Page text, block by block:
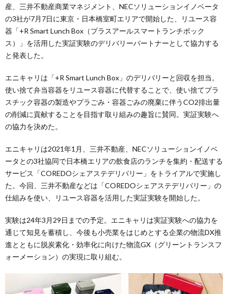
産、三井不動産商業マネジメント、NECソリューションイノベータ
の3社が7月7日に東京・日本橋室町エリアで開始した、リユース容
器「+R Smart Lunch Box（プラスアールスマートランチボック
ス）」を活用した実証実験のデリバリーパートナーとして協力する
と発表した。
エニキャリは「+R Smart Lunch Box」のデリバリーと回収を担当。
使い捨て弁当容器をリユース容器に代替することで、使い捨てプラ
スチック容器の製造やプラごみ・容器ごみの廃棄に伴うCO2排出量
の削減に貢献することを目指す取り組みの趣旨に賛同。実証実験へ
の協力を決めた。
エニキャリは2021年1月、三井不動産、NECソリューションイノベ
ータとの3社協同で日本橋エリアの飲食店のランチを集約・配送する
サービス「COREDOシェアステデリバリー」をトライアルで実施し
た。今回、三井不動産などは「COREDOシェアステデリバリー」の
仕組みを使い、リユース容器を活用した実証実験を開始した。
実験は24年3月29日までの予定。エニキャリは実証実験への協力を
通じて知見を蓄積し、今後も小売業をはじめとする企業の物流DX推
進とともに脱炭素化・効率化に向けた物流GX（グリーントランスフ
ォーメーション）の実現に取り組む。